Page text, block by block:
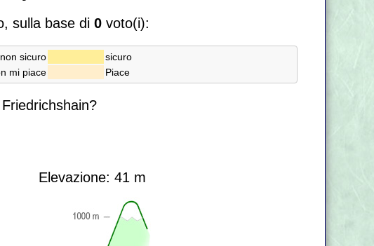
sulla base di0 voto(i):
non sicuro
sicuro
mi piace
Piace
Elevazione: 41 m